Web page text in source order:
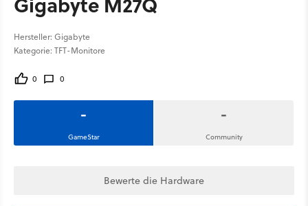
Hersteller: Gigabyte
Kategorie: TFT-Monitore
0 0
-
GameStar
-
Community
Bewerte die Hardware